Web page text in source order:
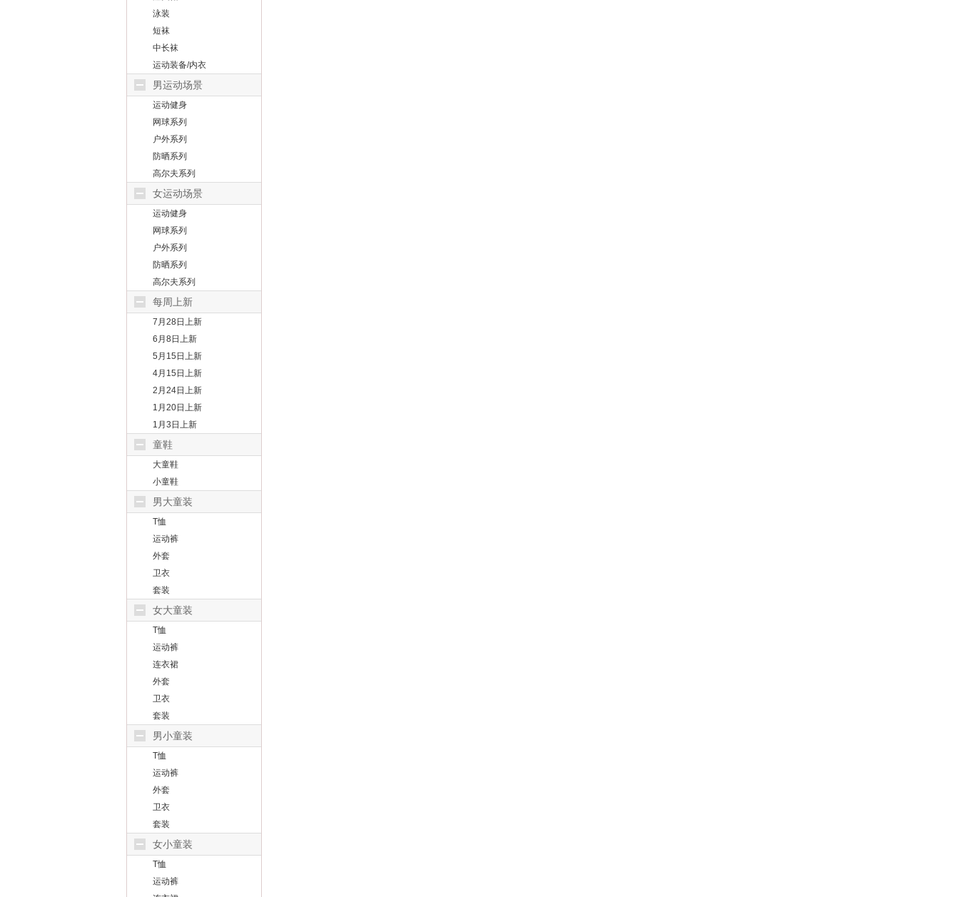
泳装
短袜
中长袜
运动装备/内衣
男运动场景
运动健身
网球系列
户外系列
防晒系列
高尔夫系列
女运动场景
运动健身
网球系列
户外系列
防晒系列
高尔夫系列
每周上新
7月28日上新
6月8日上新
5月15日上新
4月15日上新
2月24日上新
1月20日上新
1月3日上新
童鞋
大童鞋
小童鞋
男大童装
T恤
运动裤
外套
卫衣
套装
女大童装
T恤
运动裤
连衣裙
外套
卫衣
套装
男小童装
T恤
运动裤
外套
卫衣
套装
女小童装
T恤
运动裤